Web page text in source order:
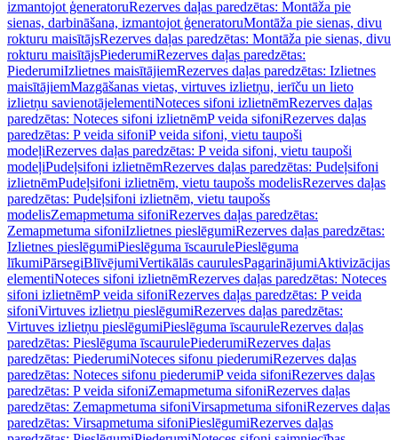
izmantojot ģeneratoruRezerves daļas paredzētas: Montāža pie
sienas, darbināšana, izmantojot ģeneratoruMontāža pie sienas, divu
rokturu maisītājsRezerves daļas paredzētas: Montāža pie sienas, divu
rokturu maisītājsPiederumiRezerves daļas paredzētas:
PiederumiIzlietnes maisītājiemRezerves daļas paredzētas: Izlietnes
maisītājiemMazgāšanas vietas, virtuves izlietņu, ierīču un lieto
izlietņu savienotājelementiNoteces sifoni izlietnēmRezerves daļas
paredzētas: Noteces sifoni izlietnēmP veida sifoniRezerves daļas
paredzētas: P veida sifoniP veida sifoni, vietu taupoši
modeļiRezerves daļas paredzētas: P veida sifoni, vietu taupoši
modeļiPudeļsifoni izlietnēmRezerves daļas paredzētas: Pudeļsifoni
izlietnēmPudeļsifoni izlietnēm, vietu taupošs modelisRezerves daļas
paredzētas: Pudeļsifoni izlietnēm, vietu taupošs
modelisZemapmetuma sifoniRezerves daļas paredzētas:
Zemapmetuma sifoniIzlietnes pieslēgumiRezerves daļas paredzētas:
Izlietnes pieslēgumiPieslēguma īscaurulePieslēguma
līkumiPārsegiBlīvējumiVertikālās caurulesPagarinājumiAktivizācijas
elementiNoteces sifoni izlietnēmRezerves daļas paredzētas: Noteces
sifoni izlietnēmP veida sifoniRezerves daļas paredzētas: P veida
sifoniVirtuves izlietņu pieslēgumiRezerves daļas paredzētas:
Virtuves izlietņu pieslēgumiPieslēguma īscauruleRezerves daļas
paredzētas: Pieslēguma īscaurulePiederumiRezerves daļas
paredzētas: PiederumiNoteces sifonu piederumiRezerves daļas
paredzētas: Noteces sifonu piederumiP veida sifoniRezerves daļas
paredzētas: P veida sifoniZemapmetuma sifoniRezerves daļas
paredzētas: Zemapmetuma sifoniVirsapmetuma sifoniRezerves daļas
paredzētas: Virsapmetuma sifoniPieslēgumiRezerves daļas